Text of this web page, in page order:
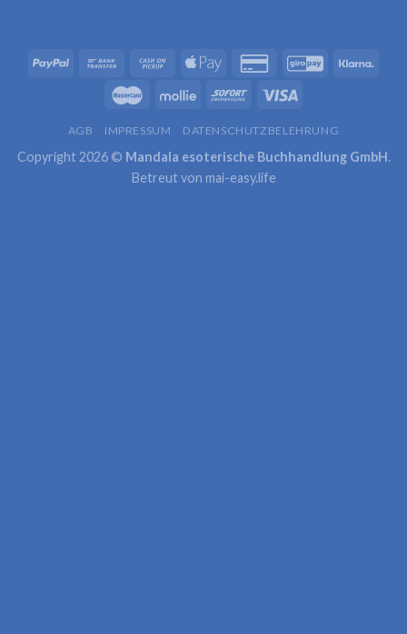
AGB IMPRESSUM DATENSCHUTZBELEHRUNG
Copyright 2026 © Mandala esoterische Buchhandlung GmbH.
Betreut von mai-easy.life